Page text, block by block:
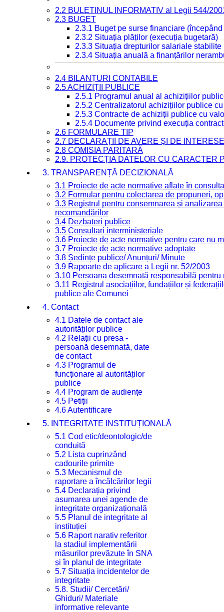
2.2 BULETINUL INFORMATIV al Legii 544/
2.3 BUGET
2.3.1 Buget pe surse financiare
2.3.2 Situația plăților (execuția bugetară)
2.3.3 Situația drepturilor salariale
2.3.4 Situația anuală a finanțărilor
2.4 BILANȚURI CONTABILE
2.5 ACHIZIȚII PUBLICE
2.5.1 Programul anual al achizițiilor
2.5.2 Centralizatorul achizițiilor publice
2.5.3 Contracte de achiziții publice cu
2.5.4 Documente privind execuția
2.6 FORMULARE TIP
2.7 DECLARAȚII DE AVERE ȘI DE INTERESE
2.8 COMISIA PARITARĂ
2.9. PROTECȚIA DATELOR CU CARACTER
3. TRANSPARENȚĂ DECIZIONALĂ
3.1 Proiecte de acte normative aflate în
3.2 Formular pentru colectarea de propuneri,
3.3 Registrul pentru consemnarea și
recomandărilor
3.4 Dezbateri publice
3.5 Consultari interministeriale
3.6 Proiecte de acte normative pentru care nu
3.7 Proiecte de acte normative adoptate
3.8 Ședințe publice/ Anunțuri/ Minute
3.9 Rapoarte de aplicare a Legii nr. 52/2003
3.10 Persoana desemnată responsabilă
3.11 Registrul asociațiilor, fundațiilor și
publice ale Comunei
4. Contact
4.1 Datele de contact ale
autorităților publice
4.2 Relații cu presa -
persoană desemnată, date
de contact
4.3 Programul de
funcționare al autorităților
publice
4.4 Program de audiențe
4.5 Petiții
4.6 Autentificare
5. INTEGRITATE INSTITUȚIONALĂ
5.1 Cod etic/deontologic/de
conduită
5.2 Lista cuprinzând
cadourile primite
5.3 Mecanismul de
raportare a încălcărilor legii
5.4 Declarația privind
asumarea unei agende de
integritate organizațională
5.5 Planul de integritate al
instituției
5.6 Raport narativ referitor
la stadiul implementării
măsurilor prevăzute în SNA
și în planul de integritate
5.7 Situația incidentelor de
integritate
5.8. Studii/ Cercetări/
Ghiduri/ Materiale
informative relevante